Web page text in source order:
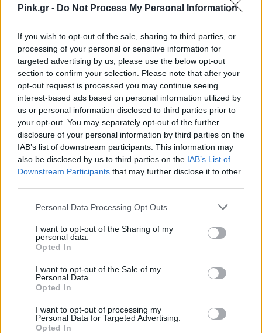
Pink.gr - Do Not Process My Personal Information
If you wish to opt-out of the sale, sharing to third parties, or
processing of your personal or sensitive information for
targeted advertising by us, please use the below opt-out
section to confirm your selection. Please note that after your
opt-out request is processed you may continue seeing
interest-based ads based on personal information utilized by
us or personal information disclosed to third parties prior to
your opt-out. You may separately opt-out of the further
disclosure of your personal information by third parties on the
IAB’s list of downstream participants. This information may
also be disclosed by us to third parties on the IAB’s List of
Downstream Participants that may further disclose it to other
Personal Data Processing Opt Outs
I want to opt-out of the Sharing of my
personal data.
Opted In
I want to opt-out of the Sale of my
Personal Data.
Opted In
I want to opt-out of processing my
Personal Data for Targeted Advertising.
Opted In
Ακολουθήστε το Pink.gr στο
μάθετε πρώτοιτα πιο hot νέα .
Ακολουθήστε το Pink.gr και στο